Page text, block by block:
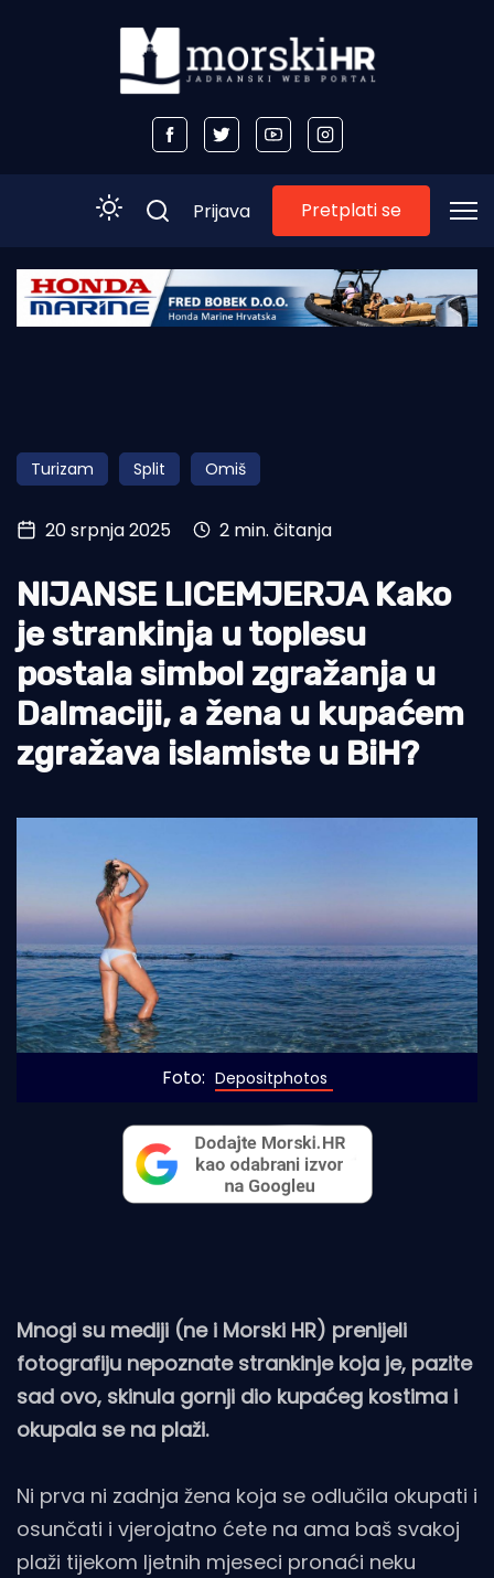
Početna
Obala
Otoci
Turizam i nautika
Pomorstvo
Ribolov
Ekologija
Tradicija i kultura
Prijava Pretplati se
Turizam Split Omiš
20 srpnja 2025 2 min. čitanja
NIJANSE LICEMJERJA Kako
je strankinja u toplesu
postala simbol zgražanja u
Dalmaciji, a žena u kupaćem
zgražava islamiste u BiH?
Foto: Depositphotos
Mnogi su mediji (ne i Morski HR) prenijeli
fotografiju nepoznate strankinje koja je, pazite
sad ovo, skinula gornji dio kupaćeg kostima i
okupala se na plaži.
Ni prva ni zadnja žena koja se odlučila okupati i
osunčati i vjerojatno ćete na ama baš svakoj
plaži tijekom ljetnih mjeseci pronaći neku